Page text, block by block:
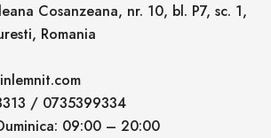
Cosanzeana, nr. 10, bl. P7, sc. 1,
Romania
/ 0735399334
09:00 – 20:00